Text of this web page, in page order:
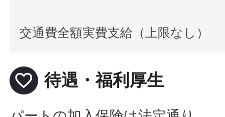
交通費全額実費支給（上限なし）
favorite_border 待遇・福利厚生